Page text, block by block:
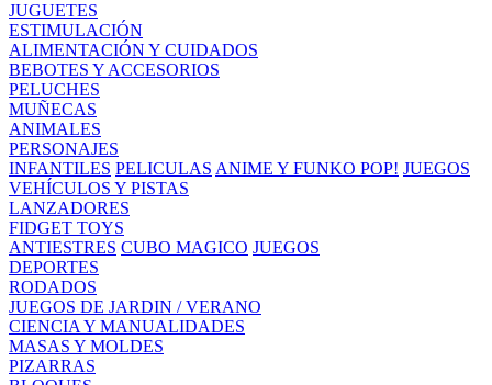
JUGUETES
ESTIMULACIÓN
ALIMENTACIÓN Y CUIDADOS
BEBOTES Y ACCESORIOS
PELUCHES
MUÑECAS
ANIMALES
PERSONAJES
INFANTILES PELICULAS ANIME Y FUNKO POP! JUEGOS
VEHÍCULOS Y PISTAS
LANZADORES
FIDGET TOYS
ANTIESTRES CUBO MAGICO JUEGOS
DEPORTES
RODADOS
JUEGOS DE JARDIN / VERANO
CIENCIA Y MANUALIDADES
MASAS Y MOLDES
PIZARRAS